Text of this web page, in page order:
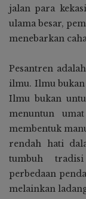
jalan para
ulama besar,
menebarkan
Pesantren
ilmu. Ilmu bukan
Ilmu bukan
menuntun
membentuk
rendah hati
tumbuh
perbedaan
melainkan